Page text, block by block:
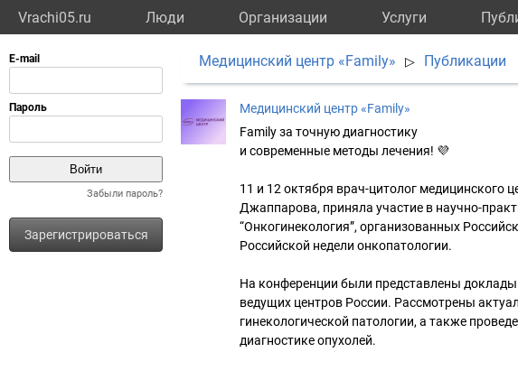
Vrachi05.ru Люди Организации Услуги
Забыли пароль?
Зарегистрироваться
Медицинский центр «Family» ▷ Публикации
Медицинский центр «Family»
Family за точную диагностику
и современные методы лечения! 💜
11 и 12 октября врач-цитолог медицинского
Джаппарова, приняла участие в научно-
“Онкогинекология”, организованных
Российской недели онкопатологии.
На конференции были представлены
ведущих центров России. Рассмотрены
гинекологической патологии, а также
диагностике опухолей.